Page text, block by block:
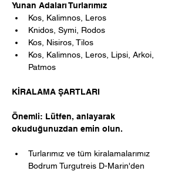
Yunan Adaları Turlarımız
Kos, Kalimnos, Leros
Knidos, Symi, Rodos
Kos, Nisiros, Tilos
Kos, Kalimnos, Leros, Lipsi, Arkoi,
Patmos
KİRALAMA ŞARTLARI
Önemli: Lütfen, anlayarak
okuduğunuzdan emin olun.
Turlarımız ve tüm kiralamalarımız
Bodrum Turgutreis D-Marin'den